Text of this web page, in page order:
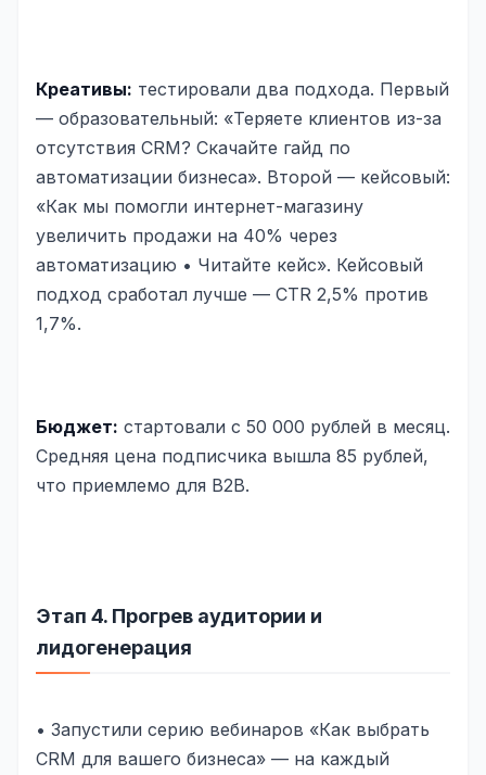
Креативы: тестировали два подхода. Первый
— образовательный: «Теряете клиентов из-за
отсутствия CRM? Скачайте гайд по
автоматизации бизнеса». Второй — кейсовый:
«Как мы помогли интернет-магазину
увеличить продажи на 40% через
автоматизацию • Читайте кейс». Кейсовый
подход сработал лучше — CTR 2,5% против
1,7%.
Бюджет: стартовали с 50 000 рублей в месяц.
Средняя цена подписчика вышла 85 рублей,
что приемлемо для B2B.
Этап 4. Прогрев аудитории и
лидогенерация
• Запустили серию вебинаров «Как выбрать
CRM для вашего бизнеса» — на каждый